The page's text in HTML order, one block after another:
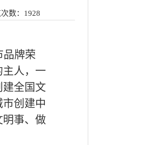
数： 1928
品牌荣
主人，一
全国文
创建中
明事、做